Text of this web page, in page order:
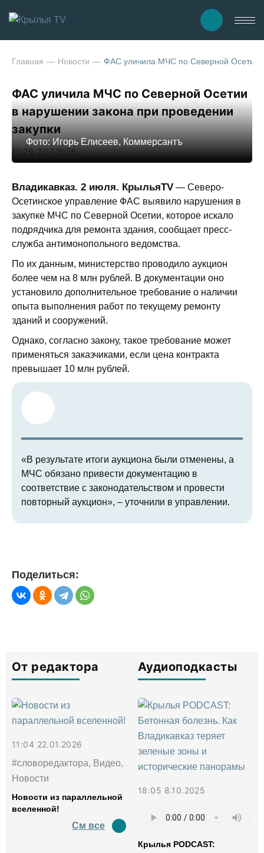
Главная Новости ФАС уличила МЧС по Северной Осетии
ФАС уличила МЧС по Северной Осетии
в нарушении закона при проведении
закупки
11:29 2.07.2025
Фото: Игорь Елисеев, Коммерсантъ
Владикавказ. 2 июля. КрыльяTV — Северо-
Осетинское управление ФАС выявило нарушения в
закупке МЧС по Северной Осетии, которое искало
подрядчика для ремонта здания, сообщает пресс-
служба антимонопольного ведомства.
По их данным, министерство проводило аукцион
более чем на 8 млн рублей. В документации оно
установило дополнительное требование о наличии
опыта выполнения работ по текущему ремонту
зданий и сооружений.
Однако, согласно закону, такое требование может
применяться заказчиками, если цена контракта
превышает 10 млн рублей.
«В результате итоги аукциона были отменены, а
МЧС обязано привести документацию в
соответствие с законодательством и провести
повторный аукцион», – уточнили в управлении.
Поделиться:
От редактора
11:04 22.01.2026
#словоредактора, Видео,
Новости
Новости из параллельной
вселенной!
См все
Аудиоподкасты
18:05 8.10.2025
Крылья PODCAST: